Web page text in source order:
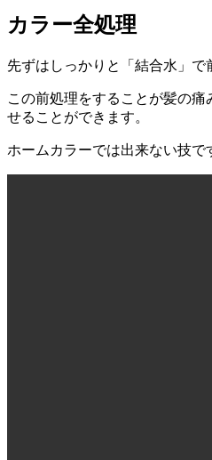
カラー全処理
先ずはしっかりと「結合水」で
この前処理をすることが髪の痛
せることができます。
ホームカラーでは出来ない技で